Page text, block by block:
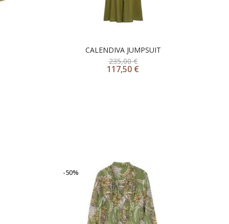
CALENDIVA JUMPSUIT
235,00€
117,50 €
-50%